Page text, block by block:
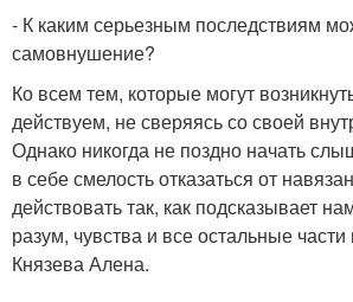
- К каким серьезным последствиям
самовнушение?
Ко всем тем, которые могут
действуем, не сверяясь со своей
Однако никогда не поздно начать
в себе смелость отказаться от
действовать так, как подсказывает
разум, чувства и все остальные
Князева Алена.